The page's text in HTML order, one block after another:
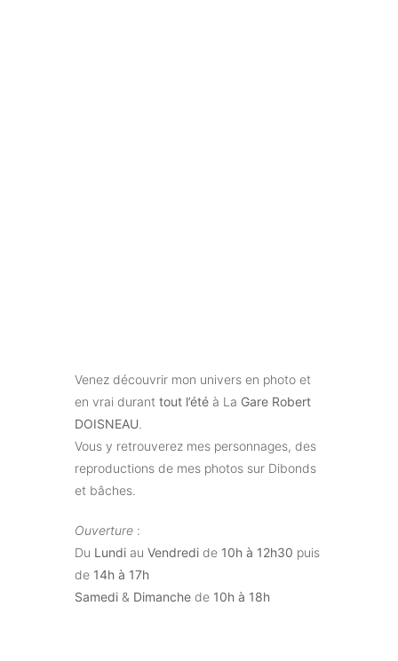
Venez découvrir mon univers en photo et
en vrai durant tout l’été à La Gare Robert
DOISNEAU.
Vous y retrouverez mes personnages, des
reproductions de mes photos sur Dibonds
et bâches.
Ouverture :
Du Lundi au Vendredi de 10h à 12h30 puis
de 14h à 17h
Samedi & Dimanche de 10h à 18h